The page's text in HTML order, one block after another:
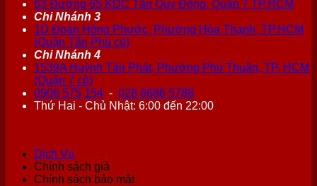
63 Đường 65 KĐC Tân Quy Đông, Quận 7 TP.HCM
Chi Nhánh 3
1D Đoàn Hồng Phước, Phường Hòa Thạnh, TP.HCM
(Quận Tân Phú cũ)
Chi Nhánh 4
1539A Huỳnh Tấn Phát, Phường Phú Thuận, TP. HCM
(Quận 7 cũ)
0906 575 154 - 028 6686 5788
Thứ Hai - Chủ Nhật: 6:00 đến 22:00
Dịch Vụ
Chính sách giá
Chính sách bảo mật